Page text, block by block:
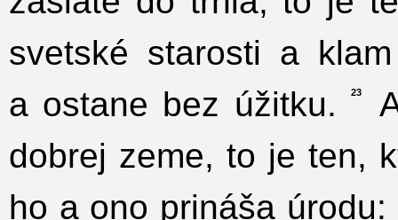
svetské starosti a
a ostane bez úžitku.
23
dobrej zeme, to je ten,
ho a ono prináša